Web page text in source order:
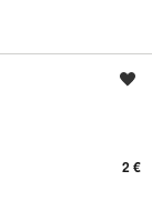
2 €